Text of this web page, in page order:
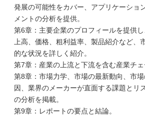
発展の可能性をカバー、アプリケーショ
メントの分析を提供。
第6章：主要企業のプロフィールを提供
上高、価格、粗利益率、製品紹介など、
的な状況を詳しく紹介。
第7章：産業の上流と下流を含む産業チェ
第8章：市場力学、市場の最新動向、市
因、業界のメーカーが直面する課題とリ
の分析を掲載。
第9章：レポートの要点と結論。